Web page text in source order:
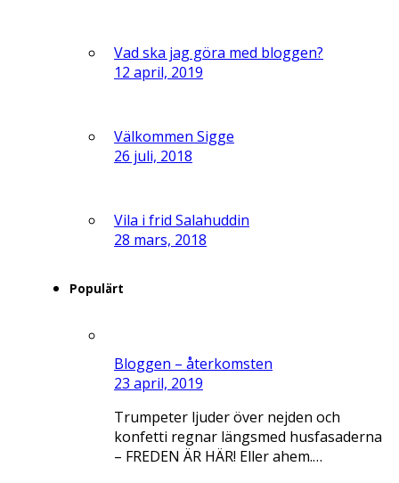
Vad ska jag göra med bloggen?
12 april, 2019
Välkommen Sigge
26 juli, 2018
Vila i frid Salahuddin
28 mars, 2018
Populärt
Bloggen – återkomsten
23 april, 2019
Trumpeter ljuder över nejden och
konfetti regnar längsmed husfasaderna
– FREDEN ÄR HÄR! Eller ahem.…